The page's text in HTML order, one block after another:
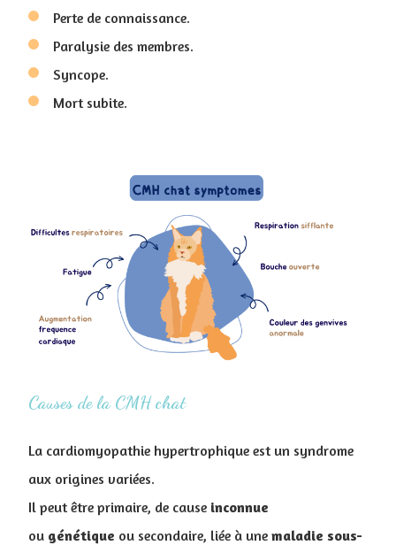
Perte de connaissance.
Paralysie des membres.
Syncope.
Mort subite.
Causes de la CMH chat
La cardiomyopathie hypertrophique est un syndrome
aux origines variées.
Il peut être primaire, de cause inconnue
ou génétique ou secondaire, liée à une maladie sous-